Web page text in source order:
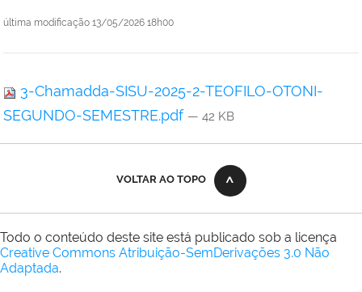
última modificação 13/05/2026 18h00
3-Chamadda-SISU-2025-2-TEOFILO-OTONI-
SEGUNDO-SEMESTRE.pdf — 42 KB
VOLTAR AO TOPO
Todo o conteúdo deste site está publicado sob a licença
Creative Commons Atribuição-SemDerivações 3.0 Não
Adaptada.